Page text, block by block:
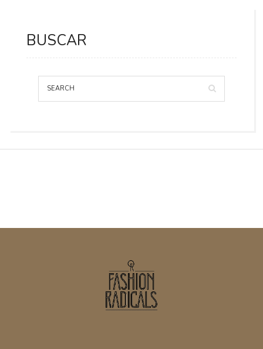
BUSCAR